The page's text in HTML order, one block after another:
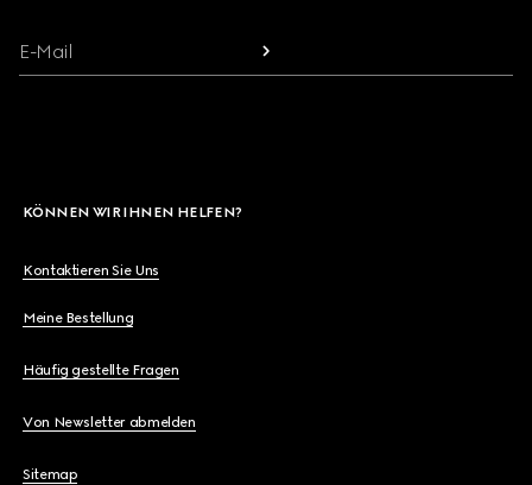
E-Mail
KÖNNEN WIR IHNEN HELFEN?
Kontaktieren Sie Uns
Meine Bestellung
Häufig gestellte Fragen
Von Newsletter abmelden
Sitemap